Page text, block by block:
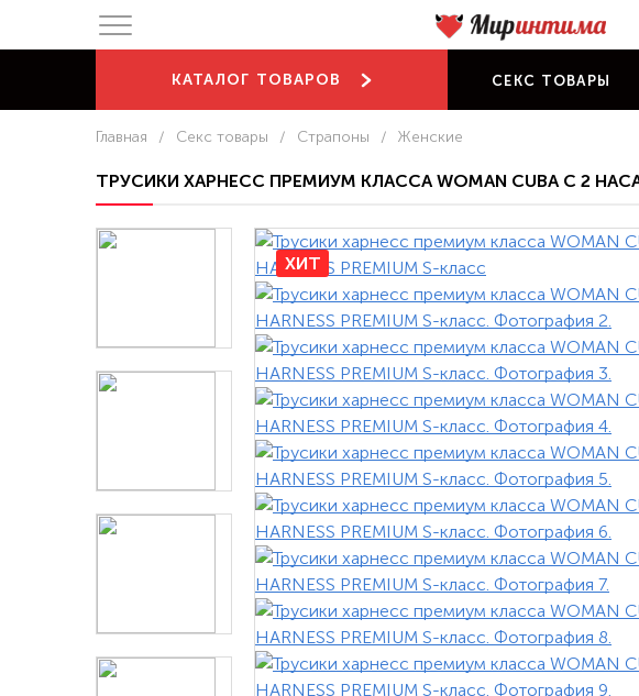
КАТАЛОГ ТОВАРОВ СЕКС ТОВАРЫ
Главная / Секс товары / Страпоны / Женские
ТРУСИКИ ХАРНЕСС ПРЕМИУМ КЛАССА WOMAN CUBA С 2
ХИТ